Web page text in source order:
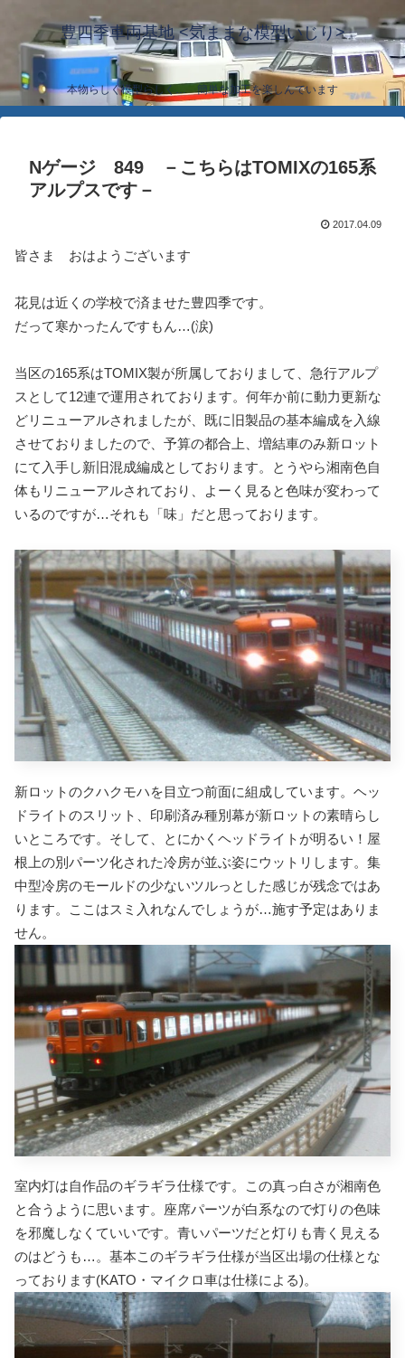
豊四季車両基地 <気ままな模型いじり>
本物らしく模型らしく… 簡単な加工を楽しんでいます
Nゲージ 849 －こちらはTOMIXの165系
アルプスです－
2017.04.09
皆さま おはようございます
花見は近くの学校で済ませた豊四季です。
だって寒かったんですもん…(涙)
当区の165系はTOMIX製が所属しておりまして、急行アルプ
スとして12連で運用されております。何年か前に動力更新な
どリニューアルされましたが、既に旧製品の基本編成を入線
させておりましたので、予算の都合上、増結車のみ新ロット
にて入手し新旧混成編成としております。とうやら湘南色自
体もリニューアルされており、よーく見ると色味が変わって
いるのですが…それも「味」だと思っております。
新ロットのクハクモハを目立つ前面に組成しています。ヘッ
ドライトのスリット、印刷済み種別幕が新ロットの素晴らし
いところです。そして、とにかくヘッドライトが明るい！屋
根上の別パーツ化された冷房が並ぶ姿にウットリします。集
中型冷房のモールドの少ないツルっとした感じが残念ではあ
ります。ここはスミ入れなんでしょうが…施す予定はありま
せん。
室内灯は自作品のギラギラ仕様です。この真っ白さが湘南色
と合うように思います。座席パーツが白系なので灯りの色味
を邪魔しなくていいです。青いパーツだと灯りも青く見える
のはどうも…。基本このギラギラ仕様が当区出場の仕様とな
っております(KATO・マイクロ車は仕様による)。